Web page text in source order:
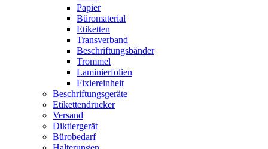
Papier
Büromaterial
Etiketten
Transverband
Beschriftungsbänder
Trommel
Laminierfolien
Fixiereinheit
Beschriftungsgeräte
Etikettendrucker
Versand
Diktiergerät
Bürobedarf